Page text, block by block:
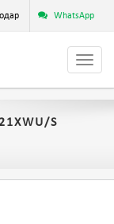
WhatsApp
S